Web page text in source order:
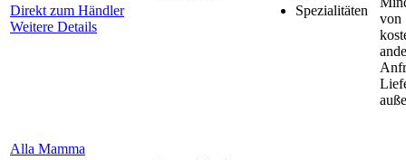
Direkt zum Händler
Weitere Details
Spezialitäten
von
Alla Mamma